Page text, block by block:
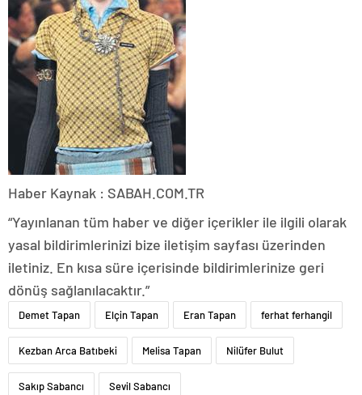
Haber Kaynak : SABAH.COM.TR
“Yayınlanan tüm haber ve diğer içerikler ile ilgili olarak
yasal bildirimlerinizi bize iletişim sayfası üzerinden
iletiniz. En kısa süre içerisinde bildirimlerinize geri
dönüş sağlanılacaktır.”
Demet Tapan Elçin Tapan Eran Tapan ferhat ferhangil
Kezban Arca Batıbeki Melisa Tapan Nilüfer Bulut
Sakıp Sabancı Sevil Sabancı